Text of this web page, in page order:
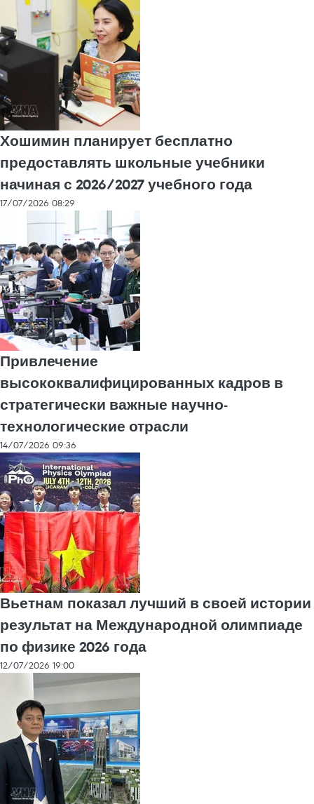
Хошимин планирует бесплатно
предоставлять школьные учебники
начиная с 2026/2027 учебного года
17/07/2026 08:29
Привлечение
высококвалифицированных кадров в
стратегически важные научно-
технологические отрасли
14/07/2026 09:36
Вьетнам показал лучший в своей истории
результат на Международной олимпиаде
по физике 2026 года
12/07/2026 19:00